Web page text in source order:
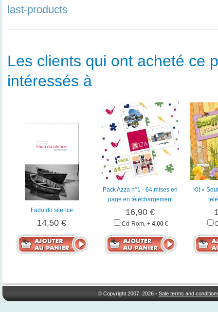
last-products
Les clients qui ont acheté ce
intéressés à
Fado du silence
14,50 €
Pack Azza n°1 - 64 mises en
page en téléchargement
16,90 €
Cd-Rom, + 4,00 €
Kit «
© Copyright 2007, 2026 -Sale terms and